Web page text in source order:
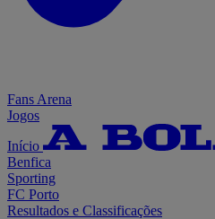
Fans Arena
Jogos
Início
Benfica
Sporting
FC Porto
Resultados e Classificações